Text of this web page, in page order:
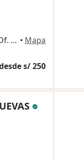
Av. de la Cultura 1302 (Ed. San Luis, Of. 307, 3er piso), Cusco • Mapa
s/ 250